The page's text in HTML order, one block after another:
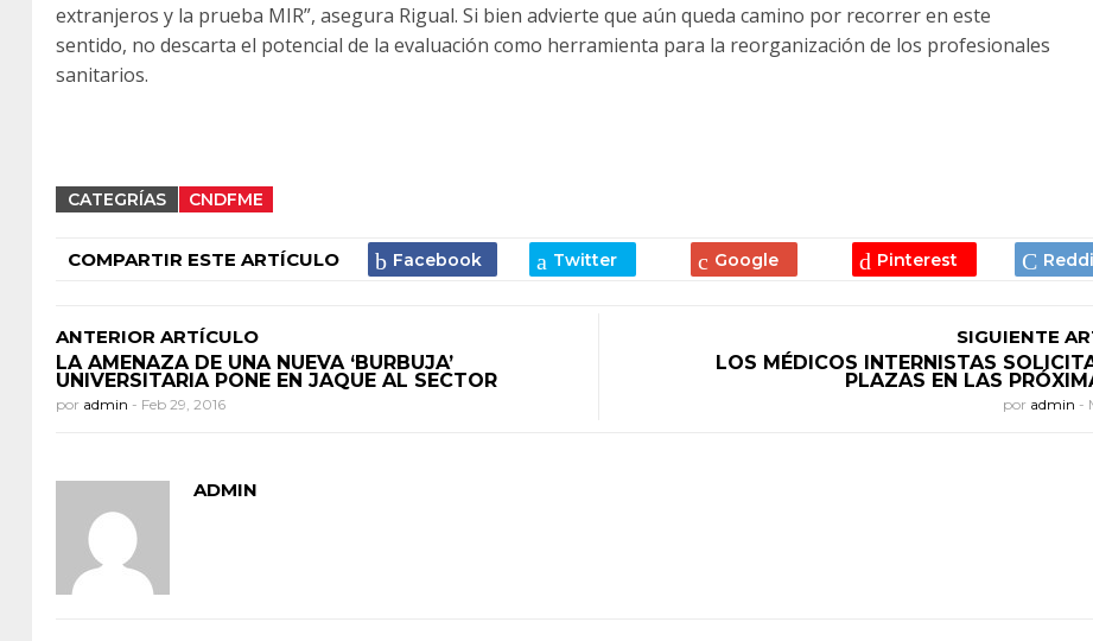
extranjeros y la prueba MIR”, asegura Rigual. Si bien advierte que aún queda camino por recorrer en este
sentido, no descarta el potencial de la evaluación como herramienta para la reorganización de los profesionales
sanitarios.
CATEGRÍAS CNDFME
COMPARTIR ESTE ARTÍCULO
ANTERIOR ARTÍCULO
LA AMENAZA DE UNA NUEVA ‘BURBUJA’
UNIVERSITARIA PONE EN JAQUE AL SECTOR
por admin - Feb 29, 2016
SIGUIENTE
LOS MÉDICOS INTERNISTAS
PLAZAS EN LAS
por admin -
ADMIN